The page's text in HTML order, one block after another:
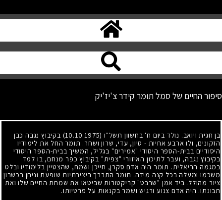
סיפור החיים של סמל תומר קידר צ'יז'יק
בן חגית ויואב. נולד ביום ח' בחשוון תשל"ו (10.10.1975)
בקיבוץ נגבה כבן
הזקונים, ולו ארבע אחיות - סיון, עדי, שרון ושחר. תומר החל את לימודיו
היסודיים בבית-הספר היסודי "אמירים" בגליל, המשיך בבית-הספר היסודי
בקיבוץ נגבה, ועבר לתיכון האיזורי "צפית" בקיבוץ כפר מנחם, בו למד
במגמה הריאלית. תומר היה אדם סקרן, חייכן ושמח, שהצטיין בלימודיו ובלט
משכמו ומעלה בכל קנה מידה. תומר התברך ביצירתיות שופעת וניחן בכשרון
ציור מהולל. ביד אמן "שרבט" קריקטורות שביטאו את שמחת החיים שלו ואת
תבונתו. היה אדם צנוע ורגיש ושמר בקנאות על פרטיותו.